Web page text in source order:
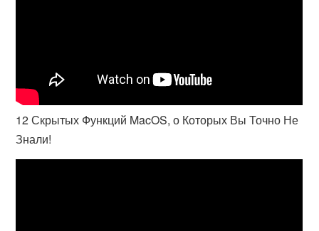
12 Скрытых Функций MacOS, о Которых Вы Точно Не
Знали!